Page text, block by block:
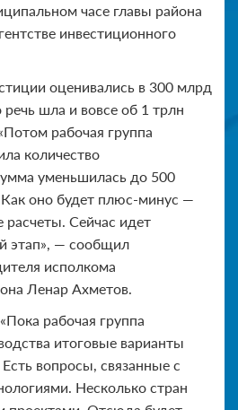
часе главы района
инвестиционного
оценивались в 300 млрд
речь шла и вовсе об 1 трлн
рабочая группа
количество
уменьшилась до 500
оно будет плюс-минус —
Сейчас идет
этап», — сообщил
исполкома
Ленар Ахметов.
рабочая группа
итоговые варианты
вопросы, связанные с
Несколько стран